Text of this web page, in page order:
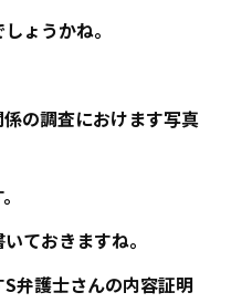
ょうかね。
の調査におけます写真
ておきますね。
弁護士さんの内容証明